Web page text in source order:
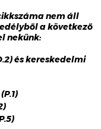
nem áll
a következő
nekünk:
és kereskedelmi